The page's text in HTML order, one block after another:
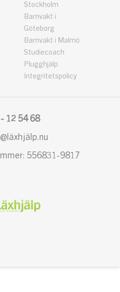
Stockholm
Barnvakt i
Göteborg
Barnvakt i Malmö
Studiecoach
Plugghjälp
Integritetspolicy
12 54 68
556831-9817